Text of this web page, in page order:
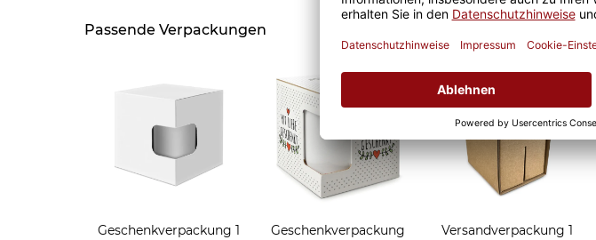
Passende Verpackungen
Geschenkverpackung 1
Geschenkverpackung
Versandverpackung 1